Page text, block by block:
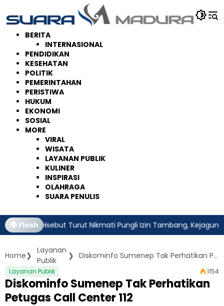
ke
konten
BERITA
INTERNASIONAL
PENDIDIKAN
KESEHATAN
POLITIK
PEMERINTAHAN
PERISTIWA
HUKUM
EKONOMI
SOSIAL
MORE
VIRAL
WISATA
LAYANAN PUBLIK
KULINER
INSPIRASI
OLAHRAGA
SUARA PENULIS
🌍 Flash
Disebut Turut Nikmati Pungli Izin Tambang, Kejagung Harus
Home
Layanan
Publik
Diskominfo Sumenep Tak Perhatikan Petugas Call Center 112
Layanan Publik 1154
Diskominfo Sumenep Tak Perhatikan
Petugas Call Center 112